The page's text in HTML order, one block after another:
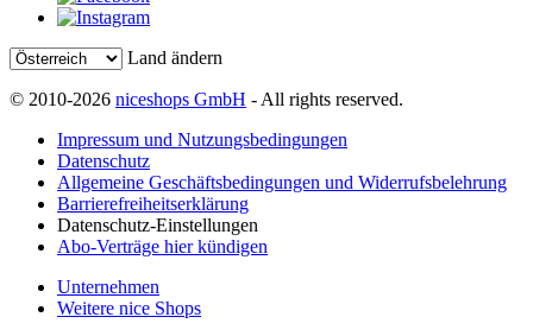
Land ändern
© 2010-2026 niceshops GmbH - All rights reserved.
Impressum und Nutzungsbedingungen
Datenschutz
Allgemeine Geschäftsbedingungen und Widerrufsbelehrung
Barrierefreiheitserklärung
Datenschutz-Einstellungen
Abo-Verträge hier kündigen
Unternehmen
Weitere nice Shops